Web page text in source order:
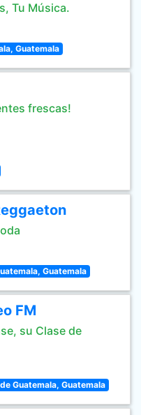
Tu Música.
Guatemala
frescas!
Guatemala
FM
su Clase de
Guatemala, Guatemala